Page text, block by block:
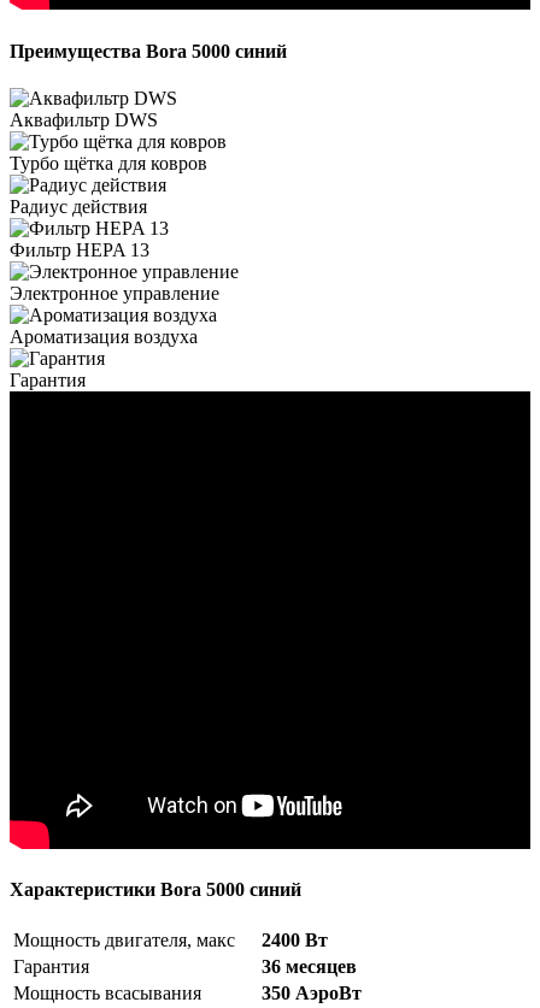
Преимущества Bora 5000 синий
Аквафильтр DWS
Турбо щётка для ковров
Радиус действия
Фильтр HEPA 13
Электронное управление
Ароматизация воздуха
Гарантия
Характеристики Bora 5000 синий
Мощность двигателя, макс
2400 Вт
Гарантия
36 месяцев
Мощность всасывания
350 АэроВт